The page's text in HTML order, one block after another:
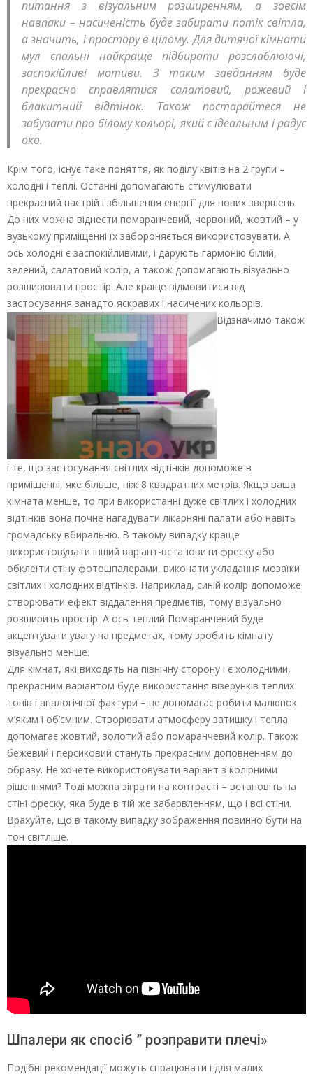
питання з візуальним розширенням, а зовсім
навпаки – насиченість буде забирати потік світла,
а значить, і простору в цілому. Для дитячої кімнати
мул спальні найкраще підбирати розслаблюючі,
заспокійливі мотиви. З таким завданням буде
прекрасно справлятися салатовий, рожевий і
блакитний відтінок. Також постарайтеся не
забувати про білому кольорі, який є ідеальним і радує
око.
Крім того, існує таке поняття, як поділу квітів на 2 групи –
холодні і теплі. Останні допомагають стимулювати
прекрасний настрій і збільшення енергії для нових звершень.
До них можна віднести помаранчевий, червоний, жовтий – у
вузькому приміщенні їх забороняється використовувати. А
ось холодні є заспокійливими, і дарують гармонію білий,
зелений, салатовий колір, а також допомагають візуально
розширювати простір. Але краще відмовитися від
застосування занадто яскравих і насичених кольорів.
Відзначимо також
і те, що застосування світлих відтінків допоможе в
приміщенні, яке більше, ніж 8 квадратних метрів. Якщо ваша
кімната менше, то при використанні дуже світлих і холодних
відтінків вона почне нагадувати лікарняні палати або навіть
громадську вбиральню. В такому випадку краще
використовувати інший варіант-встановити фреску або
обклеїти стіну фотошпалерами, виконати укладання мозаїки
світлих і холодних відтінків. Наприклад, синій колір допоможе
створювати ефект віддалення предметів, тому візуально
розширить простір. А ось теплий Помаранчевий буде
акцентувати увагу на предметах, тому зробить кімнату
візуально менше.
Для кімнат, які виходять на північну сторону і є холодними,
прекрасним варіантом буде використання візерунків теплих
тонів і аналогічної фактури – це допомагає робити малюнок
м’яким і об’ємним. Створювати атмосферу затишку і тепла
допомагає жовтий, золотий або помаранчевий колір. Також
бежевий і персиковий стануть прекрасним доповненням до
образу. Не хочете використовувати варіант з колірними
рішеннями? Тоді можна зіграти на контрасті – встановіть на
стіні фреску, яка буде в тій же забарвленням, що і всі стіни.
Врахуйте, що в такому випадку зображення повинно бути на
тон світліше.
Шпалери як спосіб ” розправити плечі»
Подібні рекомендації можуть спрацювати і для малих